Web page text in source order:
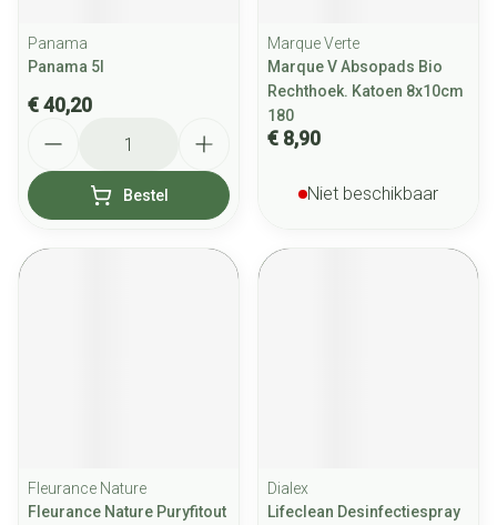
Panama
Panama 5l
€ 40,20
Bestel
Marque Verte
Marque V Absopads Bio
Rechthoek. Katoen 8x10cm
180
€ 8,90
Niet beschikbaar
Fleurance Nature
Fleurance Nature Puryfitout
Dialex
Lifeclean Desinfectiespray